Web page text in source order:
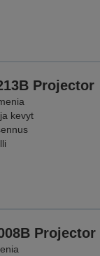
Projector
kevyt
Projector